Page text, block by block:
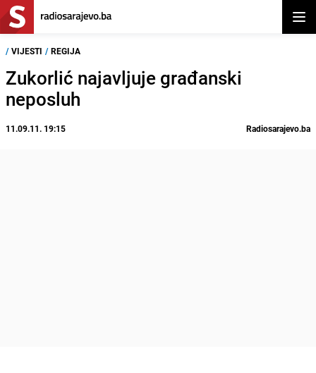
/ VIJESTI / REGIJA
Zukorlić najavljuje građanski
neposluh
11.09.11. 19:15 Radiosarajevo.ba